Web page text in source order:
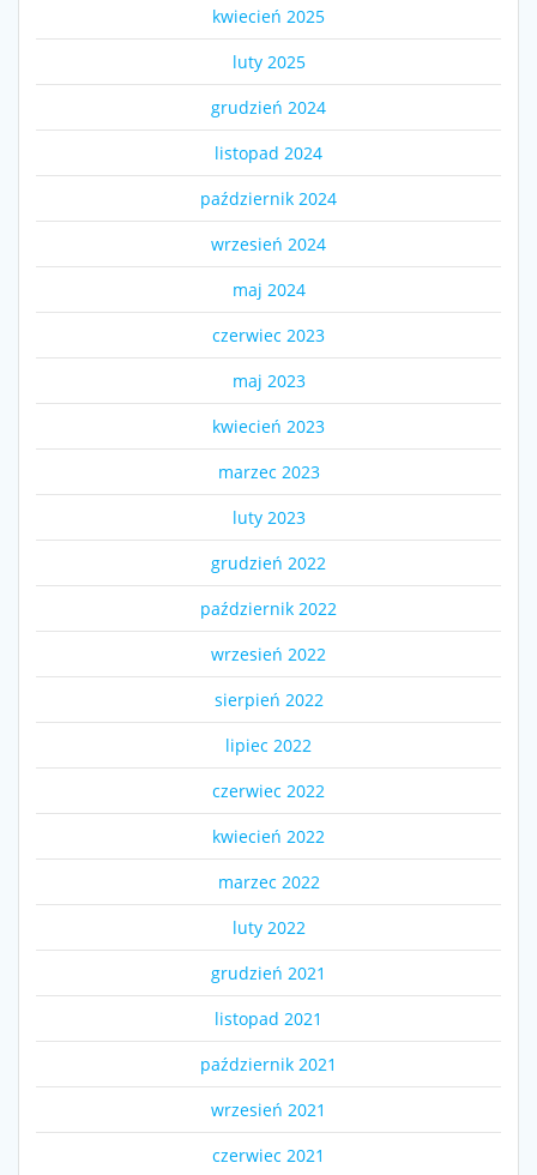
kwiecień 2025
luty 2025
grudzień 2024
listopad 2024
październik 2024
wrzesień 2024
maj 2024
czerwiec 2023
maj 2023
kwiecień 2023
marzec 2023
luty 2023
grudzień 2022
październik 2022
wrzesień 2022
sierpień 2022
lipiec 2022
czerwiec 2022
kwiecień 2022
marzec 2022
luty 2022
grudzień 2021
listopad 2021
październik 2021
wrzesień 2021
czerwiec 2021